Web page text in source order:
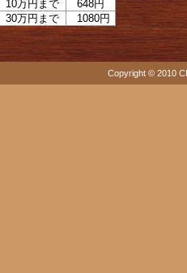
10万円まで
648円
30万円まで
1080円
Copyright © 2010